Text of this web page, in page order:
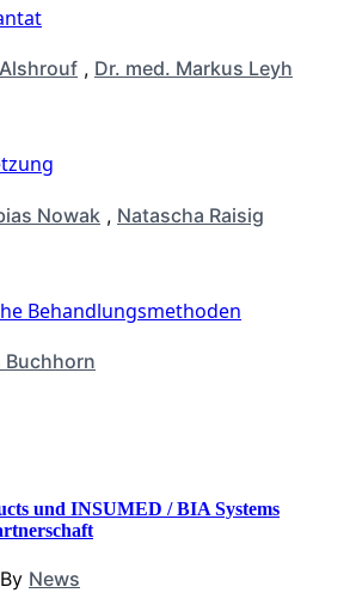
, Dr. med. Markus Leyh
Nowak , Natascha Raisig
Behandlungsmethoden
Buchhorn
und INSUMED / BIA Systems
By News